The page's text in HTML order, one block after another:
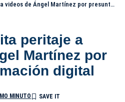
de Ángel Martínez por presunta difamación digital
peritaje a
Martínez por
digital
MINUTO